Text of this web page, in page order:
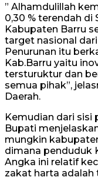
” Alhamdulillah
0,30 % terendah di
Kabupaten Barru
target nasional dari
Penurunan itu
Kab.Barru yaitu
tersturuktur dan
semua pihak”,
Daerah.
Kemudian dari sisi
Bupati
mungkin
dimana penduduk
Angka ini relatif
zakat harta adalah